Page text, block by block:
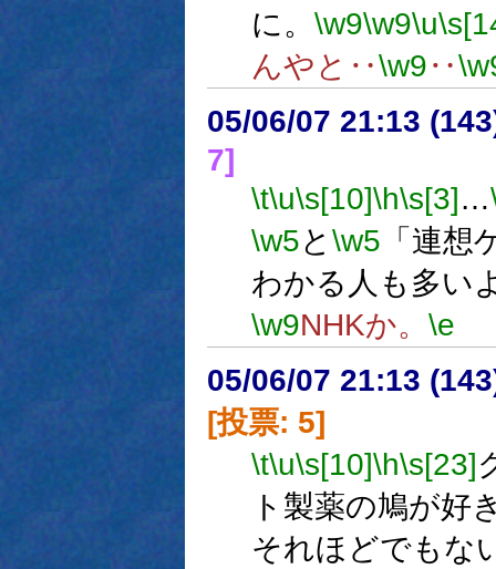
に。 \w9\w9\u
んやと‥\w9‥
05/06/07 21:13
7]
\t\u\s[10]\h\s[3]…
\w5と \w5 「連想
わかる人も多い
\w9NHKか。 \e
05/06/07 21:13
[投票: 5]
\t\u\s[10]\h\s[23]
ト製薬の鳩が好
それほどでもな